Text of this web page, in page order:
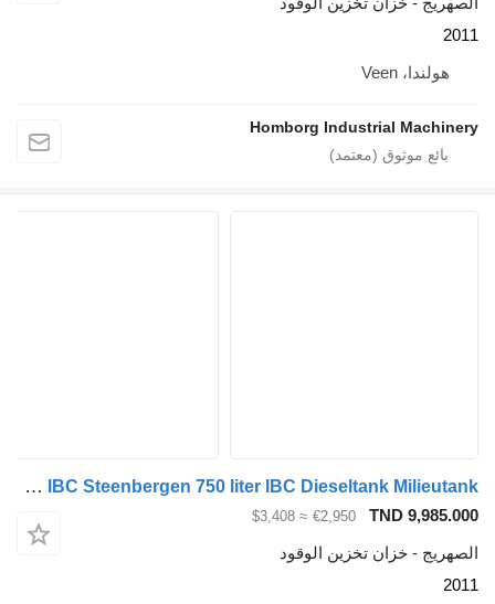
Homborg Industrial
Kiwa IBC Steenbergen 750 liter IBC Dieseltank Milieutank
TND
€2,950
≈ $3,408
تخزين الوقود